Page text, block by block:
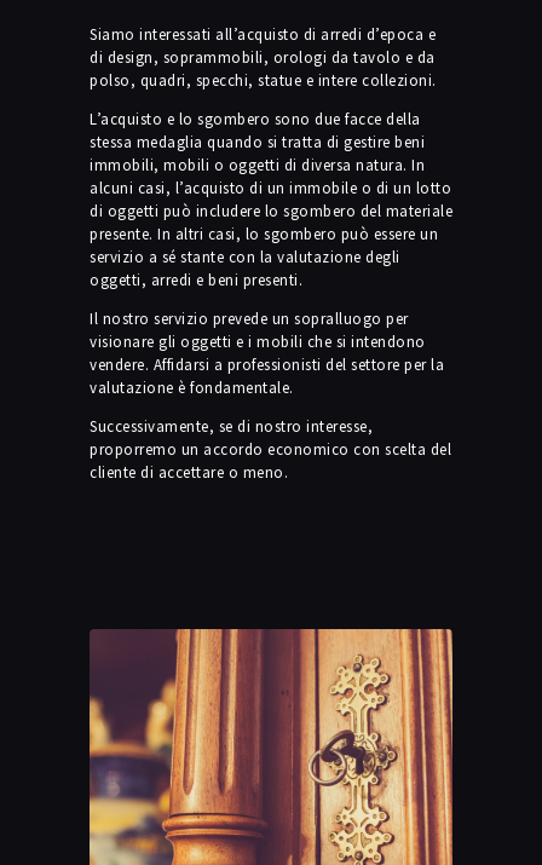
Siamo interessati all’acquisto di arredi d’epoca e
di design, soprammobili, orologi da tavolo e da
polso, quadri, specchi, statue e intere collezioni.
L’acquisto e lo sgombero sono due facce della
stessa medaglia quando si tratta di gestire beni
immobili, mobili o oggetti di diversa natura. In
alcuni casi, l’acquisto di un immobile o di un lotto
di oggetti può includere lo sgombero del materiale
presente. In altri casi, lo sgombero può essere un
servizio a sé stante con la valutazione degli
oggetti, arredi e beni presenti.
Il nostro servizio prevede un sopralluogo per
visionare gli oggetti e i mobili che si intendono
vendere. Affidarsi a professionisti del settore per la
valutazione è fondamentale.
Successivamente, se di nostro interesse,
proporremo un accordo economico con scelta del
cliente di accettare o meno.